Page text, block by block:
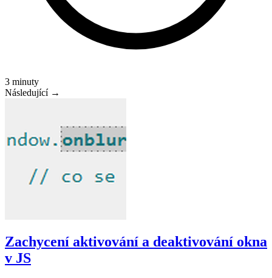
3 minuty
Následující →
Zachycení aktivování a deaktivování okna
v JS